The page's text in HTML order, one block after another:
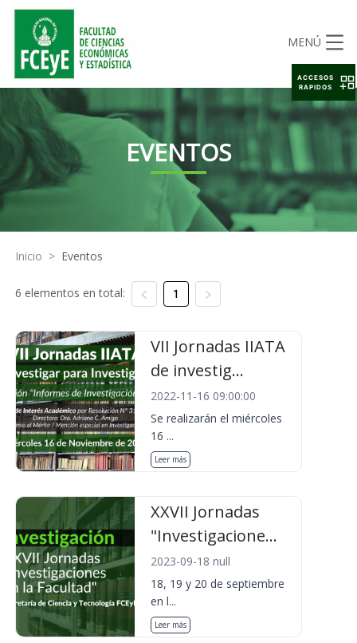
MENÚ
EVENTOS
Inicio > Eventos
6 elementos en total: 1
VII Jornadas IIATA
de investig...
2022-11-16 09:00:00
Se realizarán el miércoles
16 ...
Leer más
XXVII Jornadas
"Investigacione...
2023-09-18 null
18, 19 y 20 de septiembre
en l...
Leer más
ACCESOS
RAPIDOS